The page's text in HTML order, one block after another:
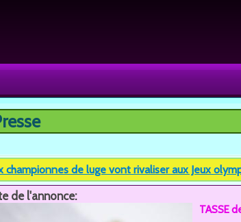
ici
championnes de luge vont rivaliser aux Jeux
de l'annonce:
TASSE